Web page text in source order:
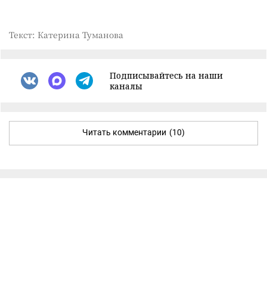
Текст: Катерина Туманова
Подписывайтесь на наши
каналы
Читать комментарии (10)